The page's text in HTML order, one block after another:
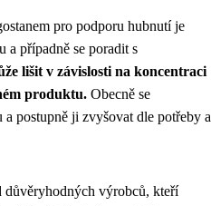
pro podporu hubnutí je
a případně se poradit s
lišit v závislosti na koncentraci
produktu. Obecně se
postupně ji zvyšovat dle potřeby a
výrobců, kteří